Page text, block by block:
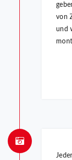
von
und